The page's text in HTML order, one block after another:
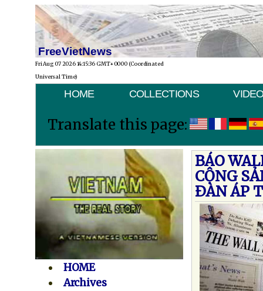
FreeVietNews
Fri Aug 07 2026 14:15:36 GMT+0000 (Coordinated
Universal Time)
HOME COLLECTIONS
Translate this page:
HOME
Archives
BÁO
CỘNG
ÐÀN ÁP